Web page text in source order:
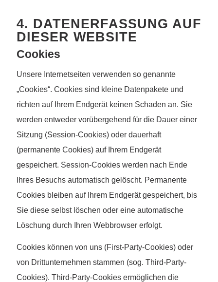
4. DATENERFASSUNG AUF
DIESER WEBSITE
Cookies
Unsere Internetseiten verwenden so genannte
„Cookies“. Cookies sind kleine Datenpakete und
richten auf Ihrem Endgerät keinen Schaden an. Sie
werden entweder vorübergehend für die Dauer einer
Sitzung (Session-Cookies) oder dauerhaft
(permanente Cookies) auf Ihrem Endgerät
gespeichert. Session-Cookies werden nach Ende
Ihres Besuchs automatisch gelöscht. Permanente
Cookies bleiben auf Ihrem Endgerät gespeichert, bis
Sie diese selbst löschen oder eine automatische
Löschung durch Ihren Webbrowser erfolgt.
Cookies können von uns (First-Party-Cookies) oder
von Drittunternehmen stammen (sog. Third-Party-
Cookies). Third-Party-Cookies ermöglichen die